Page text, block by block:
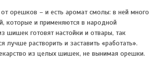
орешков – и есть аромат смолы: в ней много
которые и применяются в народной
шишек готовят настойки и отвары, так
лучше растворить и заставить «работать».
из целых шишек, не вынимая орешки.